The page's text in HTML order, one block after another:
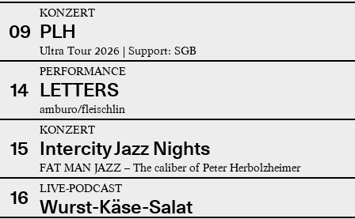
09
KONZERT
PLH
Ultra Tour 2026 | Support: SGB
14
PERFORMANCE
LETTERS
amburo/fleischlin
15
KONZERT
Intercity Jazz Nights
FAT MAN JAZZ – The caliber of Peter Herbolzheimer
16 LIVE-PODCAST
Wurst-Käse-Salat